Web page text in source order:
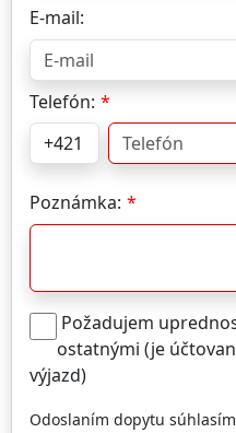
E-mail:
Telefón:
Poznámka:
Požadujem
ostatnými (je
výjazd)
Odoslaním dopytu